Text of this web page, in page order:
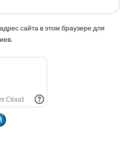
сайта в этом браузере для